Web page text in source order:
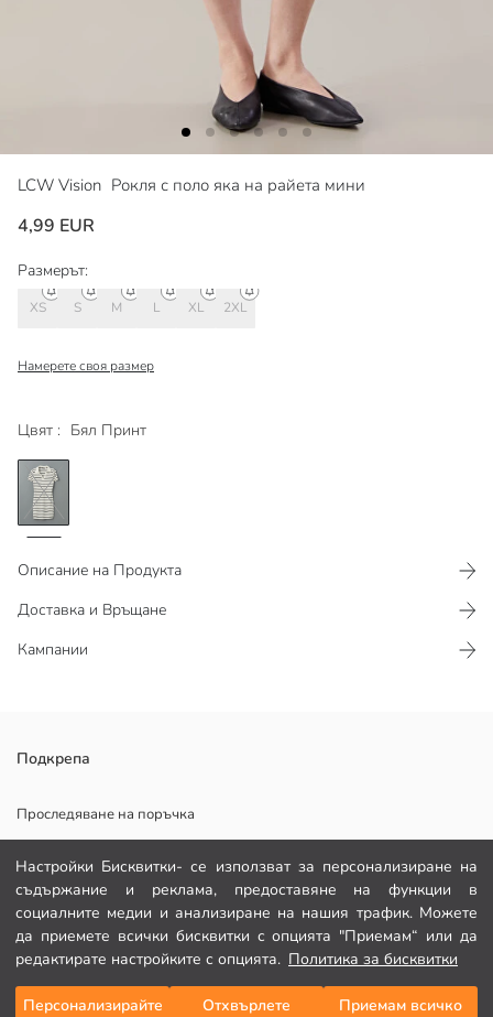
Настройки Бисквитки- се използват за персонализиране на
съдържание и реклама, предоставяне на функции в
социалните медии и анализиране на нашия трафик. Можете
да приемете всички бисквитки с опцията "Приемам“ или да
редактирате настройките с опцията. Политика за бисквитки
Персонализирайте
Отхвърлете
Приемам всичко
LCW Vision Рокля с поло яка на райета мини
4,99 EUR
Цвят : Бял Принт
Размерът:
XS S M L XL 2XL
Намерете своя размер
Добави в кошницата
Описание на Продукта
Доставка и Връщане
Кампании
Раирана мини рокля с къс ръкав и поло яка е изработена от
рипсена материя, има стегната и гъвкава структура. Предлага
Основен Плат:
Държава на произход:
Продавач:
Марка:
Пол:
Подходящ:
Подкрепа
Проследяване на поръчка
Формуляр за контакт
082 299 644
ПОМОЩ
Често задавани въпроси